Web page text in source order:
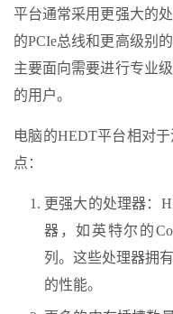
平台通常采用更强大的
的PCIe总线和更高级别
主要面向需要进行专业
的用户。
电脑的HEDT平台相对
点：
更强大的处理器：
器，如英特尔的
列。这些处理器拥
的性能。